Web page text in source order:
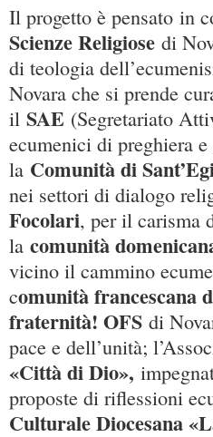
Il progetto è pensato in
Scienze Religiose di
di teologia
Novara che si prende
il SAE (Segretariato
ecumenici di preghiera
la Comunità di
nei settori di dialogo
Focolari, per il carisma
la comunità
vicino il cammino
comunità francescana
fraternità! OFS di
pace e dell’unità;
«Città di Dio»,
proposte di riflessioni
Culturale Diocesana